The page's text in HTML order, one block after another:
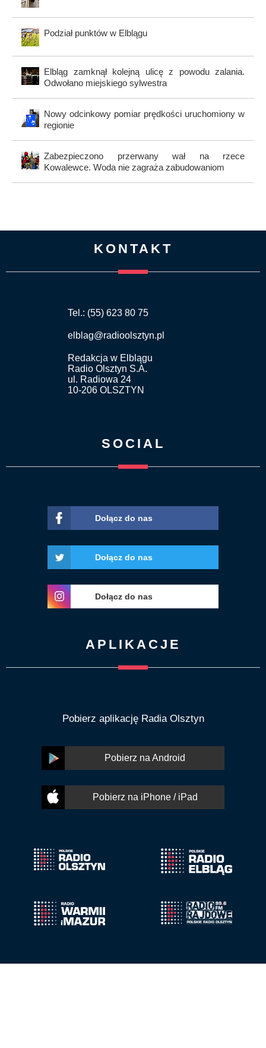
Podział punktów w Elblągu
Elbląg zamknął kolejną ulicę z powodu zalania.
Odwołano miejskiego sylwestra
Nowy odcinkowy pomiar prędkości uruchomiony w
regionie
Zabezpieczono przerwany wał na rzece
Kowalewce. Woda nie zagraża zabudowaniom
KONTAKT
Tel.: (55) 623 80 75
elblag@radioolsztyn.pl
Redakcja w Elblągu
Radio Olsztyn S.A.
ul. Radiowa 24
10-206 OLSZTYN
SOCIAL
Dołącz do nas
Dołącz do nas
Dołącz do nas
APLIKACJE
Pobierz aplikację Radia Olsztyn
Pobierz na Android
Pobierz na iPhone / iPad